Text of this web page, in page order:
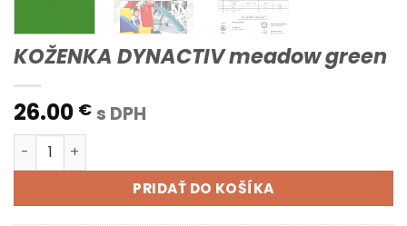
KOŽENKA DYNACTIV meadow green
26.00 € s DPH
množstvo KOŽENKA DYNACTIV meadow green
PRIDAŤ DO KOŠÍKA